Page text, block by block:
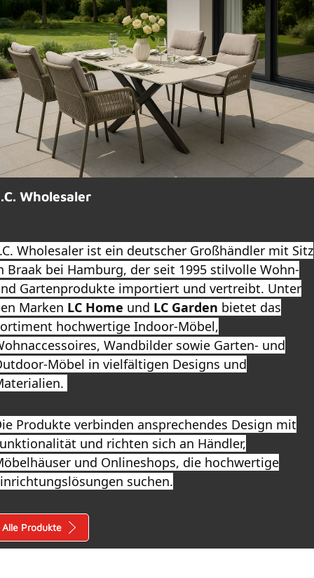
Wholesaler
Wholesaler ist ein deutscher Großhändler mit Sitz
Braak bei Hamburg, der seit 1995 stilvolle Wohn-
Gartenprodukte importiert und vertreibt. Unter
Marken LC Home und LC Garden bietet das
hochwertige Indoor-Möbel,
Wandbilder sowie Garten- und
Möbel in vielfältigen Designs und
Produkte verbinden ansprechendes Design mit
und richten sich an Händler,
und Onlineshops, die hochwertige
suchen.
Alle Produkte